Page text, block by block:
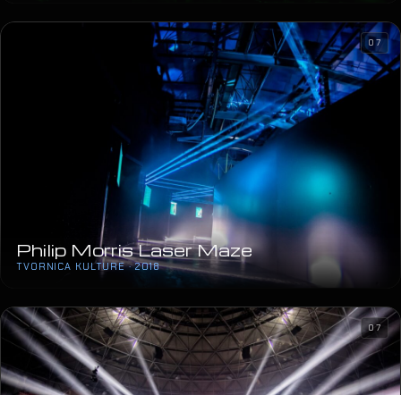
Philip Morris Laser Maze
TVORNICA KULTURE · 2018
07
07